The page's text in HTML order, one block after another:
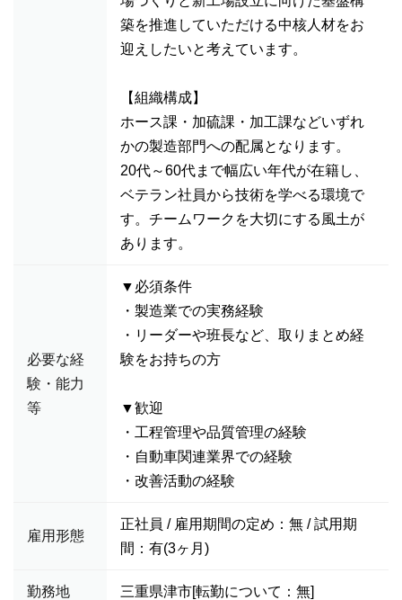
築を推進していただける中核人材をお
迎えしたいと考えています。
【組織構成】
ホース課・加硫課・加工課などいずれ
かの製造部門への配属となります。
20代～60代まで幅広い年代が在籍し、
ベテラン社員から技術を学べる環境で
す。チームワークを大切にする風土が
あります。
必要な経
験・能力
等
▼必須条件
・製造業での実務経験
・リーダーや班長など、取りまとめ経
験をお持ちの方
▼歓迎
・工程管理や品質管理の経験
・自動車関連業界での経験
・改善活動の経験
雇用形態
正社員 / 雇用期間の定め：無 / 試用期
間：有(3ヶ月)
勤務地 三重県津市[転勤について：無]